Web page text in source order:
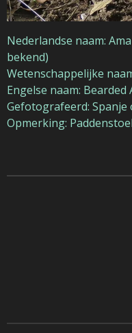
Nederlandse naam:
bekend)
Wetenschappelijke
Engelse naam: Bearded
Gefotografeerd: Spanje
Opmerking: